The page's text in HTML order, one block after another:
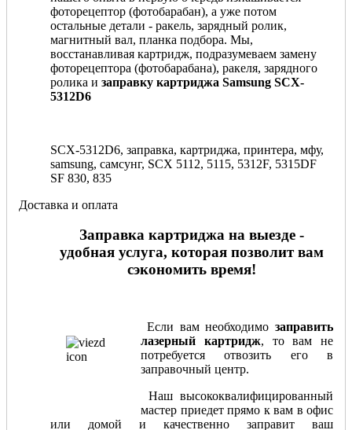
фоторецептор (фотобарабан), а уже потом
остальные детали - ракель, зарядный ролик,
магнитный вал, планка подбора. Мы,
восстанавливая картридж, подразумеваем замену
фоторецептора (фотобарабана), ракеля, зарядного
ролика и заправку картриджа Samsung SCX-
5312D6
SCX-5312D6, заправка, картриджа, принтера, мфу,
samsung, самсунг, SCX 5112, 5115, 5312F, 5315DF
SF 830, 835
Доставка и оплата
Заправка картриджа на выезде -
удобная услуга, которая позволит вам
сэкономить время!
Если вам необходимо заправить
лазерный картридж, то вам не
потребуется отвозить его в
заправочный центр.
Наш высококвалифицированный
мастер приедет прямо к вам в офис
или домой и качественно заправит ваш